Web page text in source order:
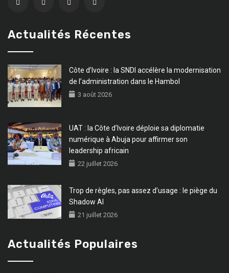
Actualités Récentes
Côte d’Ivoire : la SNDI accélère la modernisation
de l’administration dans le Hambol
3 août 2026
UAT : la Côte d’Ivoire déploie sa diplomatie
numérique à Abuja pour affirmer son
leadership africain
22 juillet 2026
Trop de règles, pas assez d’usage : le piège du
Shadow AI
21 juillet 2026
Actualités Populaires